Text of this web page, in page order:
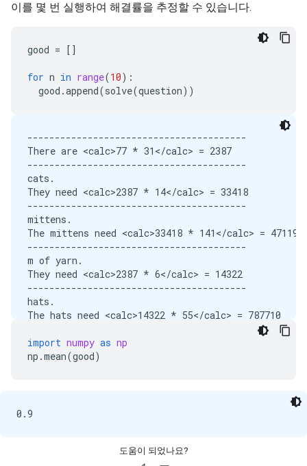
m.
이를 몇 번 실행하여 해결률을 추정할 수 있습니다.
good = []
for n in range(10):
good .append(solve(question))
----------------------------------------
There are <calc>77 * 31</calc> = 2387
----------------------------------------
cats.
They need <calc>2387 * 14</calc> = 33418
----------------------------------------
mittens.
The mittens need <calc>33418 * 141</calc> =
----------------------------------------
m of yarn.
They need <calc>2387 * 6</calc> = 14322
----------------------------------------
hats.
The hats need <calc>14322 * 55</calc> = 787710
m of yarn.
They need a total of <calc>4711938 + 787710</
There are <calc>77 * 31</calc> = 2387
So for the mittens, we need <calc>2387 * 14</calc>
import numpy as np
np .mean(good)
도움이 되었나요?